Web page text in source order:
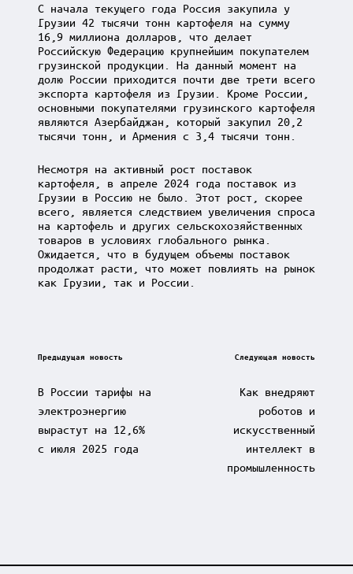
С начала текущего года Россия закупила у
Грузии 42 тысячи тонн картофеля на сумму
16,9 миллиона долларов, что делает
Российскую Федерацию крупнейшим покупателем
грузинской продукции. На данный момент на
долю России приходится почти две трети всего
экспорта картофеля из Грузии. Кроме России,
основными покупателями грузинского картофеля
являются Азербайджан, который закупил 20,2
тысячи тонн, и Армения с 3,4 тысячи тонн.
Несмотря на активный рост поставок
картофеля, в апреле 2024 года поставок из
Грузии в Россию не было. Этот рост, скорее
всего, является следствием увеличения спроса
на картофель и других сельскохозяйственных
товаров в условиях глобального рынка.
Ожидается, что в будущем объемы поставок
продолжат расти, что может повлиять на рынок
как Грузии, так и России.
Post
Предыдущая новость
В России тарифы на
электроэнергию
вырастут на 12,6%
с июля 2025 года
Следующая новость
Как внедряют
роботов и
искусственный
интеллект в
промышленность